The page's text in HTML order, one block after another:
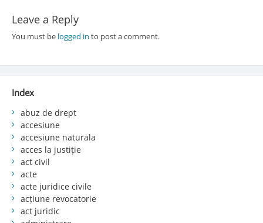
Leave a Reply
You must be logged in to post a comment.
Index
abuz de drept
accesiune
accesiune naturala
acces la justiție
act civil
acte
acte juridice civile
acțiune revocatorie
act juridic